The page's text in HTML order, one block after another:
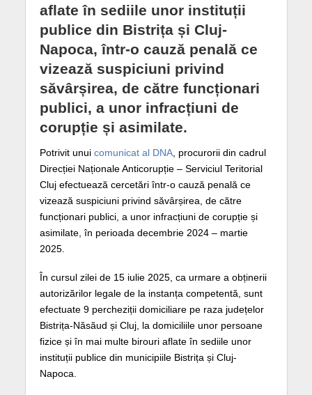
aflate în sediile unor instituții
publice din Bistrița și Cluj-
Napoca, într-o cauză penală ce
vizează suspiciuni privind
săvârșirea, de către funcționari
publici, a unor infracțiuni de
corupție și asimilate.
Potrivit unui comunicat al DNA, procurorii din cadrul
Direcției Naționale Anticorupție – Serviciul Teritorial
Cluj efectuează cercetări într-o cauză penală ce
vizează suspiciuni privind săvârșirea, de către
funcționari publici, a unor infracțiuni de corupție și
asimilate, în perioada decembrie 2024 – martie
2025.
În cursul zilei de 15 iulie 2025, ca urmare a obținerii
autorizărilor legale de la instanța competentă, sunt
efectuate 9 percheziții domiciliare pe raza județelor
Bistrița-Năsăud și Cluj, la domiciliile unor persoane
fizice și în mai multe birouri aflate în sediile unor
instituții publice din municipiile Bistrița și Cluj-
Napoca.